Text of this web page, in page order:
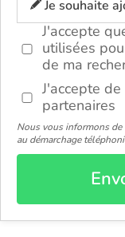
Je souhaite
J'accepte
utilisées
de ma
J'accepte
partenaires
Nous vous informons
au démarchage